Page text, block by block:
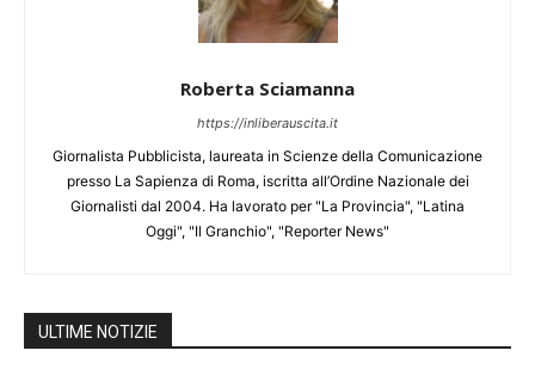
Roberta Sciamanna
https://inliberauscita.it
Giornalista Pubblicista, laureata in Scienze della Comunicazione
presso La Sapienza di Roma, iscritta all’Ordine Nazionale dei
Giornalisti dal 2004. Ha lavorato per "La Provincia", "Latina
Oggi", "Il Granchio", "Reporter News"
ULTIME NOTIZIE